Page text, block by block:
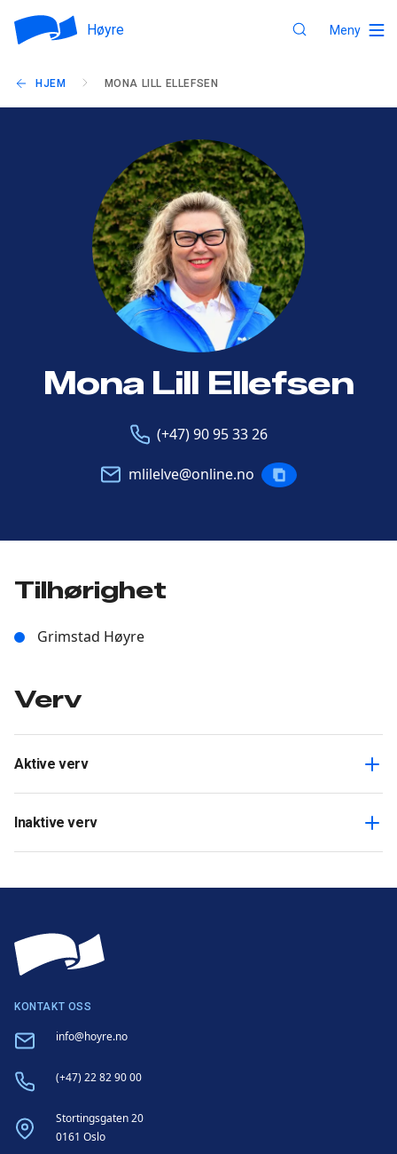
Høyre Meny
HJEM MONA LILL ELLEFSEN
Mona Lill Ellefsen
(+47) 90 95 33 26
mlilelve@online.no
KOPIERE
POST
Tilhørighet
Grimstad Høyre
Verv
Aktive verv
Inaktive verv
KONTAKT OSS
Email info@hoyre.no
Phone(+47) 22 82 90 00
AddressStortingsgaten 20
0161 Oslo